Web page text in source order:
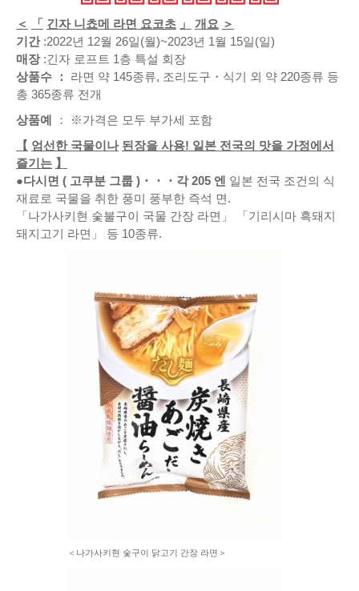
＜ 「 긴자 니쵸메 라면 요코초 」 개요 ＞
기간:2022년 12월 26일(월)~2023년 1월 15일(일)
매장:긴자 로프트 1층 특설 회장
상품수 ：
라면 약 145종류, 조리도구・식기 외 약 220종류 등
총 365종류 전개
상품예
： ※가격은 모두 부가세 포함
【 엄선한 국물이나 된장을 사용! 일본 전국의 맛을 가정에서
즐기는 】
●다시면 ( 고쿠분 그룹 ) ・・・ 각 205 엔 일본 전국 조건의 식
재료로 국물을 취한 풍미 풍부한 즉석 면.
「나가사키현 숯불구이 국물 간장 라면」 「기리시마 흑돼지
돼지고기 라면」 등 10종류.
＜나가사키현 숯구이 닭고기 간장 라면＞